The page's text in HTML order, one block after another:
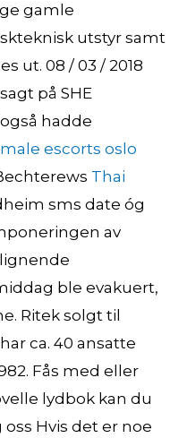
gamle
utstyr samt
ut. 08 / 03 / 2018
på SHE
hadde
escorts oslo
Thai
sms date óg
av
ble evakuert,
Ritek solgt til
ca. 40 ansatte
Fås med eller
lydbok kan du
Hvis det er noe